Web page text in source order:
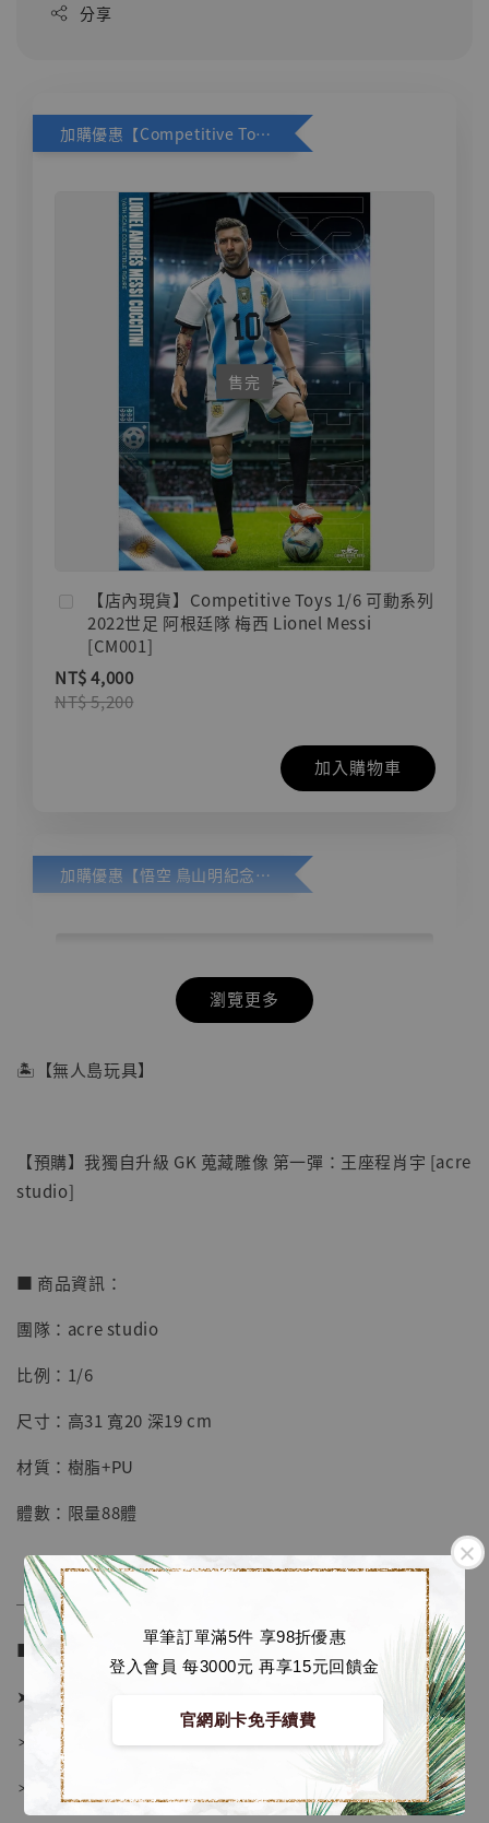
單筆訂單滿5件 享98折優惠
登入會員 每3000元 再享15元回饋金
官網刷卡免手續費
分享
加購優惠【Competitive Toys 梅西 [CM001]】
售完
【店內現貨】Competitive Toys 1/6 可動系列
2022世足 阿根廷隊 梅西 Lionel Messi
[CM001]
NT$ 4,000
NT$ 5,200
加入購物車
加購優惠【悟空 鳥山明紀念款 [奇蹟工作室]】
【店內現貨】七龍珠 系列蒐藏雕像 悟空 鳥山
明紀念款 [奇蹟工作室]
NT$ 5,580
瀏覽更多
🏝【無人島玩具】
【預購】我獨自升級 GK 蒐藏雕像 第一彈：王座程肖宇 [acre
studio]
■ 商品資訊：
團隊：acre studio
比例：1/6
尺寸：高31 寬20 深19 cm
材質：樹脂+PU
體數：限量88體
──────────────
■ 販售資訊 (NT$)：
➤ 價格 7180元 (訂金3680)
＊ 國際運費另計
＊ 刷卡免手續費